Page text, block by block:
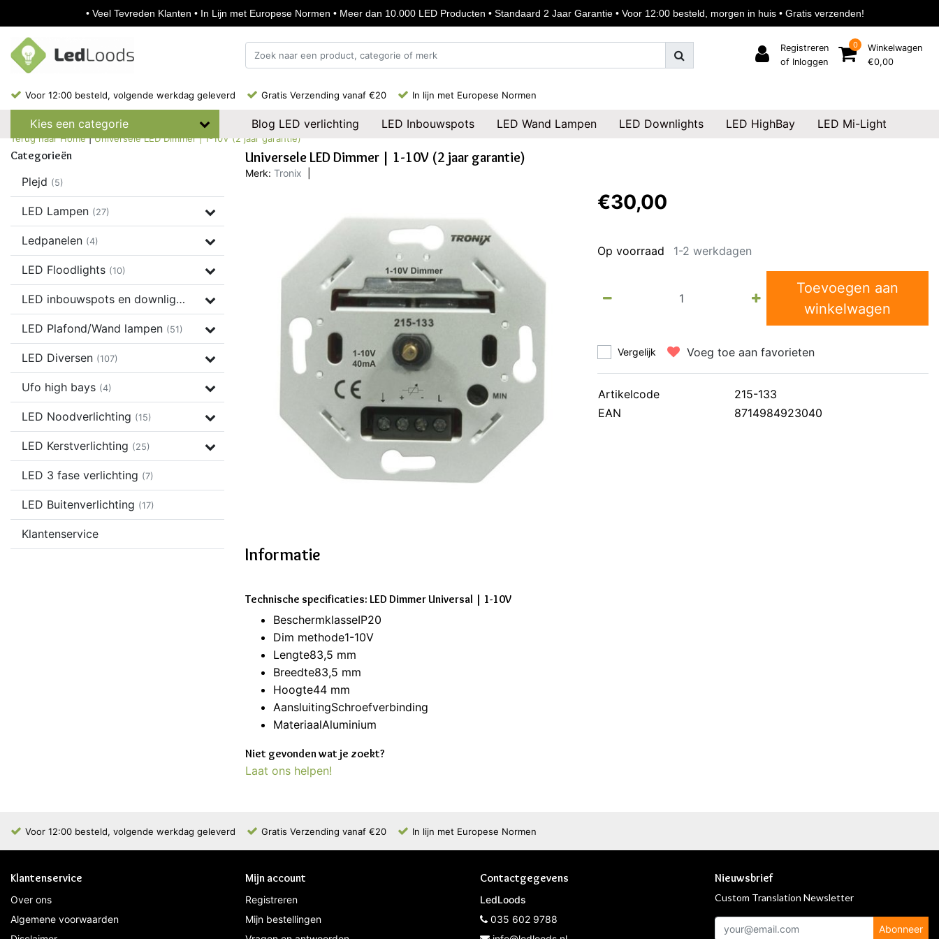
Registreren
of Inloggen
0
Winkelwagen
€0,00
Voor 12:00 besteld, volgende werkdag geleverd Gratis Verzending vanaf €20 In lijn met Europese Normen
Kies een categorie Blog LED verlichting LED Inbouwspots LED Wand Lampen LED Downlights LED HighBay LED Mi-Light
Terug naar Home|Universele LED Dimmer | 1-10V (2 jaar garantie)
Categorieën
Plejd (5)
LED Lampen (27)
Ledpanelen (4)
LED Floodlights (10)
LED inbouwspots en downlights (37)
LED Plafond/Wand lampen (51)
LED Diversen (107)
Ufo high bays (4)
LED Noodverlichting (15)
LED Kerstverlichting (25)
LED 3 fase verlichting (7)
LED Buitenverlichting (17)
Klantenservice
Universele LED Dimmer | 1-10V (2 jaar garantie)
Merk: Tronix
€30,00
Op voorraad 1-2 werkdagen
Toevoegen aan
winkelwagen
Vergelijk Voeg toe aan favorieten
Artikelcode
215-133
EAN
8714984923040
Informatie
Technische specificaties: LED Dimmer Universal | 1-10V
BeschermklasseIP20
Dim methode1-10V
Lengte83,5 mm
Breedte83,5 mm
Hoogte44 mm
AansluitingSchroefverbinding
MateriaalAluminium
Niet gevonden wat je zoekt?
Laat ons helpen!
Voor 12:00 besteld, volgende werkdag geleverd Gratis Verzending vanaf €20 In lijn met Europese Normen
Klantenservice
Over ons
Algemene voorwaarden
Mijn account
Registreren
Mijn bestellingen
Contactgegevens
LedLoods
035 602 9788
Nieuwsbrief
Custom Translation Newsletter
Abonneer
• Veel Tevreden Klanten • In Lijn met Europese Normen • Meer dan 10.000 LED Producten • Standaard 2 Jaar Garantie • Voor 12:00 besteld, morgen in huis • Gratis verzenden!